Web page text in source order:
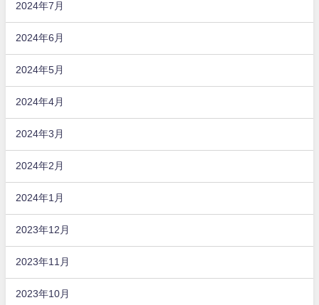
2024年7月
2024年6月
2024年5月
2024年4月
2024年3月
2024年2月
2024年1月
2023年12月
2023年11月
2023年10月